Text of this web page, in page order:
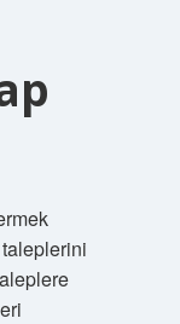
taleplerini